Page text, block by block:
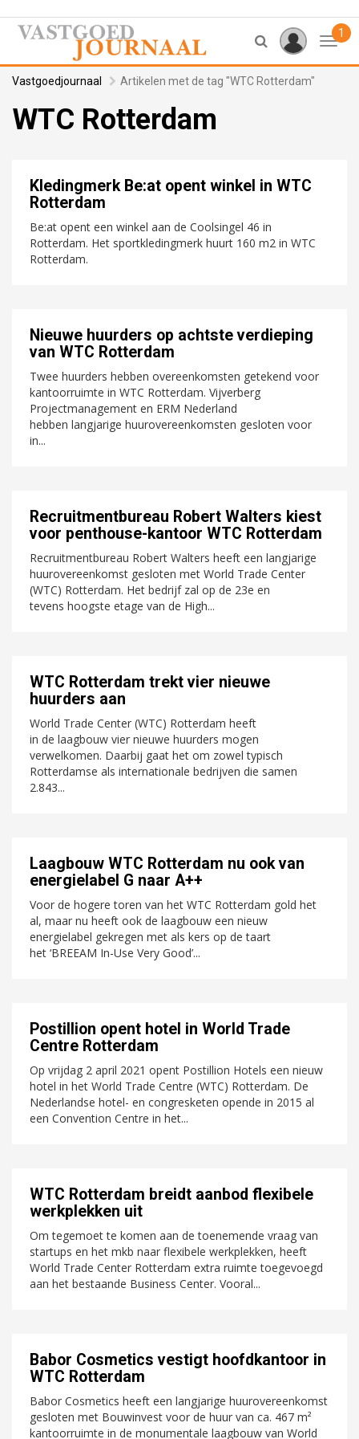
1
Vastgoedjournaal Artikelen met de tag "WTC Rotterdam"
WTC Rotterdam
Kledingmerk Be:at opent winkel in WTC
Rotterdam
Be:at opent een winkel aan de Coolsingel 46 in
Rotterdam. Het sportkledingmerk huurt 160 m2 in WTC
Rotterdam.
Nieuwe huurders op achtste verdieping
van WTC Rotterdam
Twee huurders hebben overeenkomsten getekend voor
kantoorruimte in WTC Rotterdam. Vijverberg
Projectmanagement en ERM Nederland
hebben langjarige huurovereenkomsten gesloten voor
in...
Recruitmentbureau Robert Walters kiest
voor penthouse-kantoor WTC Rotterdam
Recruitmentbureau Robert Walters heeft een langjarige
huurovereenkomst gesloten met World Trade Center
(WTC) Rotterdam. Het bedrijf zal op de 23e en
tevens hoogste etage van de High...
WTC Rotterdam trekt vier nieuwe
huurders aan
World Trade Center (WTC) Rotterdam heeft
in de laagbouw vier nieuwe huurders mogen
verwelkomen. Daarbij gaat het om zowel typisch
Rotterdamse als internationale bedrijven die samen
2.843...
Laagbouw WTC Rotterdam nu ook van
energielabel G naar A++
Voor de hogere toren van het WTC Rotterdam gold het
al, maar nu heeft ook de laagbouw een nieuw
energielabel gekregen met als kers op de taart
het ‘BREEAM In-Use Very Good’...
Postillion opent hotel in World Trade
Centre Rotterdam
Op vrijdag 2 april 2021 opent Postillion Hotels een nieuw
hotel in het World Trade Centre (WTC) Rotterdam. De
Nederlandse hotel- en congresketen opende in 2015 al
een Convention Centre in het...
WTC Rotterdam breidt aanbod flexibele
werkplekken uit
Om tegemoet te komen aan de toenemende vraag van
startups en het mkb naar flexibele werkplekken, heeft
World Trade Center Rotterdam extra ruimte toegevoegd
aan het bestaande Business Center. Vooral...
Babor Cosmetics vestigt hoofdkantoor in
WTC Rotterdam
Babor Cosmetics heeft een langjarige huurovereenkomst
gesloten met Bouwinvest voor de huur van ca. 467 m²
kantoorruimte in de monumentale laagbouw van World